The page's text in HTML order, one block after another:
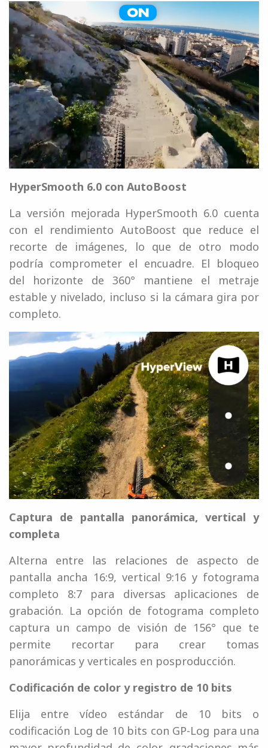
HyperSmooth 6.0 con AutoBoost
La versión mejorada HyperSmooth 6.0 cuenta
con el rendimiento AutoBoost que reduce el
recorte de imágenes, lo que de otro modo
podría comprometer el encuadre. El bloqueo
del horizonte de 360° mantiene el metraje
estable y nivelado, incluso si la cámara gira por
completo.
Captura de pantalla panorámica, vertical y
completa
Alterna entre las relaciones de aspecto de
pantalla ancha 16:9, vertical 9:16 y fotograma
completo 8:7 para diversas aplicaciones de
grabación. La opción de fotograma completo
captura un campo de visión de 156° que te
permite recortar para crear tomas
panorámicas y verticales en posproducción.
Codificación de color y registro de 10 bits
Elija entre vídeo estándar de 10 bits o
codificación Log de 10 bits con GP-Log para una